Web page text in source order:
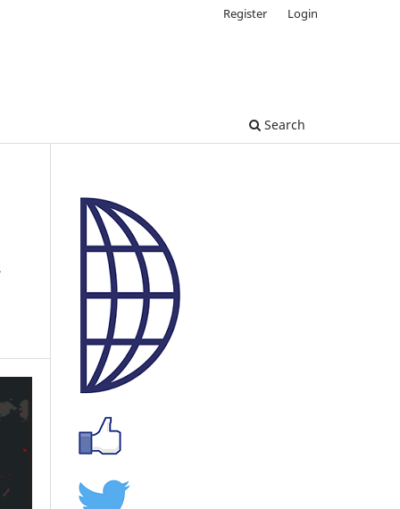
Search
Register Login